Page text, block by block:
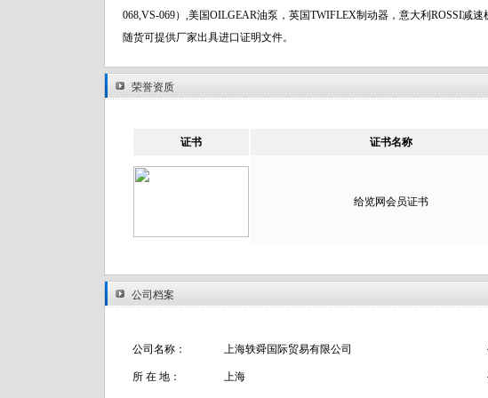
068,VS-069）,美国OILGEAR油泵，英国TWIFLEX制动器，意大利ROSSI减
随货可提供厂家出具进口证明文件。
荣誉资质
证书 证书名称
给览网会员证书
公司档案
公司名称： 上海轶舜国际贸易有限公司
所 在 地： 上海